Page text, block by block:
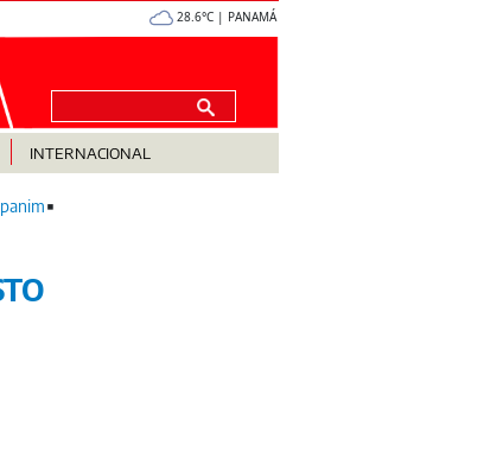
28.6°C | PANAMÁ
INTERNACIONAL